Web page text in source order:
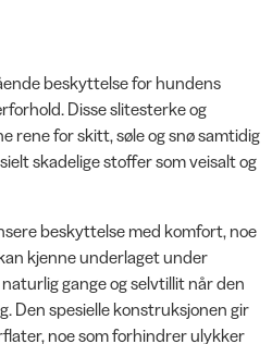
beskyttelse for hundens
Disse slitesterke og
rene for skitt, søle og snø samtidig
skadelige stoffer som veisalt og
beskyttelse med komfort, noe
kjenne underlaget under
gange og selvtillit når den
Den spesielle konstruksjonen gir
noe som forhindrer ulykker